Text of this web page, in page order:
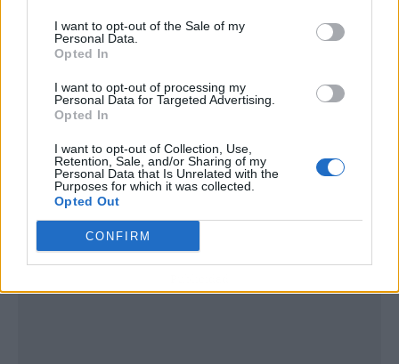
I want to opt-out of the Sale of my
Personal Data.
Opted In
I want to opt-out of processing my
Personal Data for Targeted Advertising.
Opted In
I want to opt-out of Collection, Use,
Retention, Sale, and/or Sharing of my
Personal Data that Is Unrelated with the
Purposes for which it was collected.
Opted Out
CONFIRM